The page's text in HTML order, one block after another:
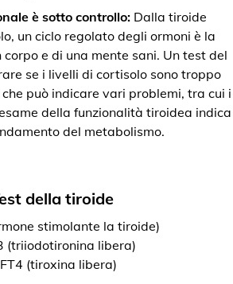
è sotto controllo: Dalla tiroide
un ciclo regolato degli ormoni è la
e di una mente sani. Un test del
se i livelli di cortisolo sono troppo
può indicare vari problemi, tra cui i
della funzionalità tiroidea indica
del metabolismo.
della tiroide
stimolante la tiroide)
(triiodotironina libera)
(tiroxina libera)